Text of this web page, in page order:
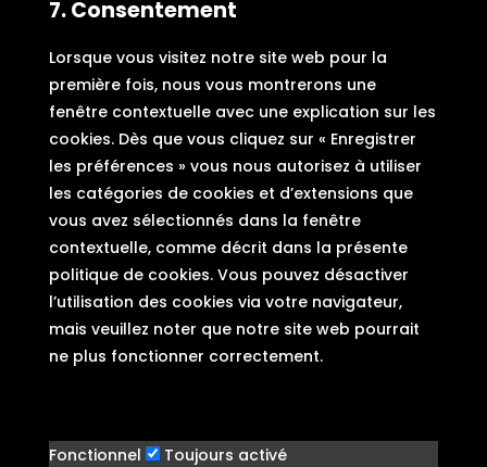
7. Consentement
Lorsque vous visitez notre site web pour la
première fois, nous vous montrerons une
fenêtre contextuelle avec une explication sur les
cookies. Dès que vous cliquez sur « Enregistrer
les préférences » vous nous autorisez à utiliser
les catégories de cookies et d’extensions que
vous avez sélectionnés dans la fenêtre
contextuelle, comme décrit dans la présente
politique de cookies. Vous pouvez désactiver
l’utilisation des cookies via votre navigateur,
mais veuillez noter que notre site web pourrait
ne plus fonctionner correctement.
Fonctionnel Fonctionnel
Toujours activé